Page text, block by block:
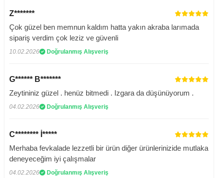
Z*******
Çok güzel ben memnun kaldım hatta yakın akraba larımada
sipariş verdim çok leziz ve güvenli
10.02.2026 Doğrulanmış Alışveriş
G****** B*******
Zeytininiz güzel . henüz bitmedi . Izgara da düşünüyorum .
04.02.2026 Doğrulanmış Alışveriş
C******** İ*****
Merhaba fevkalade lezzetli bir ürün diğer ürünlerinizide mutlaka
deneyeceğim iyi çalışmalar
04.02.2026 Doğrulanmış Alışveriş